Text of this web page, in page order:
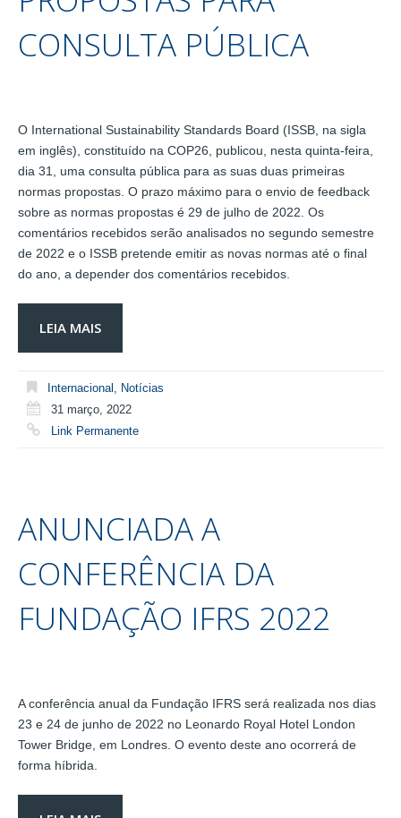
CONSULTA PÚBLICA
O International Sustainability Standards Board (ISSB, na sigla
em inglês), constituído na COP26, publicou, nesta quinta-feira,
dia 31, uma consulta pública para as suas duas primeiras
normas propostas. O prazo máximo para o envio de feedback
sobre as normas propostas é 29 de julho de 2022. Os
comentários recebidos serão analisados no segundo semestre
de 2022 e o ISSB pretende emitir as novas normas até o final
do ano, a depender dos comentários recebidos.
LEIA MAIS
Internacional , Notícias
31 março, 2022
Link Permanente
ANUNCIADA A
CONFERÊNCIA DA
FUNDAÇÃO IFRS 2022
A conferência anual da Fundação IFRS será realizada nos dias
23 e 24 de junho de 2022 no Leonardo Royal Hotel London
Tower Bridge, em Londres. O evento deste ano ocorrerá de
forma híbrida.